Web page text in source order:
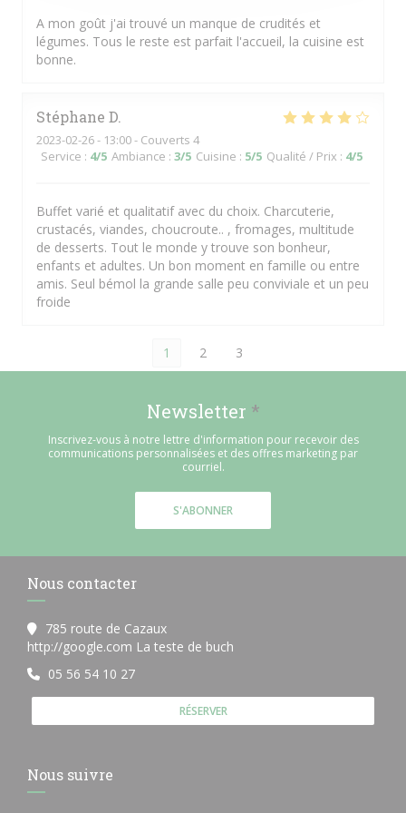
A mon goût j'ai trouvé un manque de crudités et
légumes. Tous le reste est parfait l'accueil, la cuisine est
bonne.
Stéphane D
2023-02-26- 13:00 - Couverts 4
Service : 4/5 Ambiance : 3/5 Cuisine : 5/5 Qualité / Prix : 4/5
Buffet varié et qualitatif avec du choix. Charcuterie,
crustacés, viandes, choucroute.. , fromages, multitude
de desserts. Tout le monde y trouve son bonheur,
enfants et adultes. Un bon moment en famille ou entre
amis. Seul bémol la grande salle peu conviviale et un peu
froide
1 2 3
Newsletter *
Inscrivez-vous à notre lettre d'information pour recevoir des
communications personnalisées et des offres marketing par
courriel.
S'ABONNER
Nous contacter
785 route de Cazaux
http://google.com La teste de buch
05 56 54 10 27
RÉSERVER
Nous suivre